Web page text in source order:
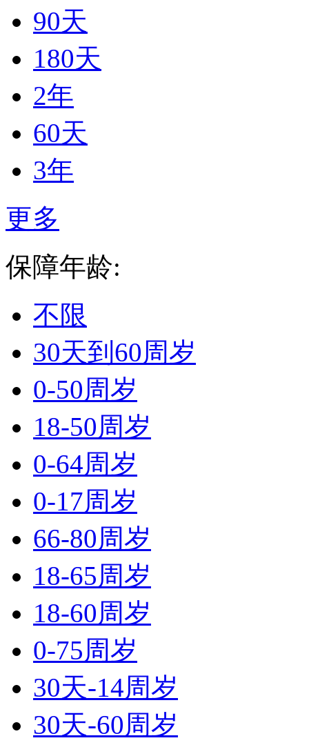
90天
180天
2年
60天
3年
更多
保障年龄:
不限
30天到60周岁
0-50周岁
18-50周岁
0-64周岁
0-17周岁
66-80周岁
18-65周岁
18-60周岁
0-75周岁
30天-14周岁
30天-60周岁